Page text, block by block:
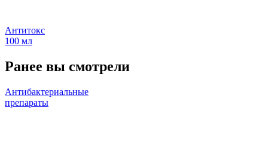
Антитокс
100 мл
Ранее вы смотрели
Антибактериальные
препараты